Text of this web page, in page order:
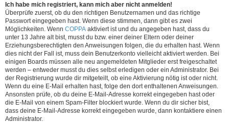
Ich habe mich registriert, kann mich aber nicht anmelden!
Überprüfe zuerst, ob du den richtigen Benutzernamen und das richtige
Passwort eingegeben hast. Wenn diese stimmen, dann gibt es zwei
Möglichkeiten. Wenn COPPA aktiviert ist und du angegeben hast, dass du
unter 13 Jahre alt bist, musst du bzw. einer deiner Eltern oder deiner
Erziehungsberechtigten den Anweisungen folgen, die du erhalten hast. Wenn
dies nicht der Fall ist, muss dein Benutzerkonto vielleicht aktiviert werden. Bei
einigen Boards müssen alle neu angemeldeten Mitglieder erst freigeschaltet
werden – entweder musst du dies selbst erledigen oder ein Administrator. Bei
der Registrierung wurde dir mitgeteilt, ob eine Aktivierung nötig ist oder nicht.
Wenn du eine E-Mail erhalten hast, folge den dort enthaltenen Anweisungen.
Ansonsten prüfe, ob du deine E-Mail-Adresse korrekt eingegeben hast oder
die E-Mail von einem Spam-Filter blockiert wurde. Wenn du dir sicher bist,
dass deine E-Mail-Adresse korrekt eingegeben wurde, dann kontaktiere einen
Administrator.